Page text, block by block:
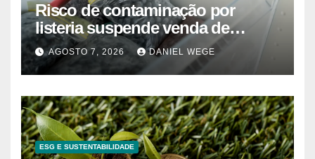
Risco de contaminação por
listeria suspende venda de
mirtilos em fábricas da América
do Norte – Mix Vale
AGOSTO 7, 2026 DANIEL WEGE
ESG E SUSTENTABILIDADE